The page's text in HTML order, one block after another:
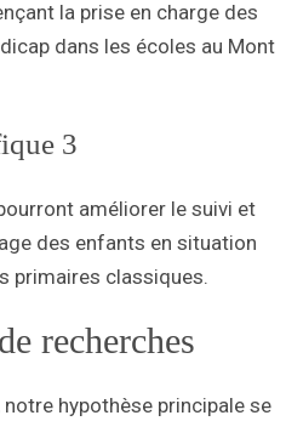
Identifier les
enfants en
Proposer les
les conditions
de handicap
1.5.
Pour la présente